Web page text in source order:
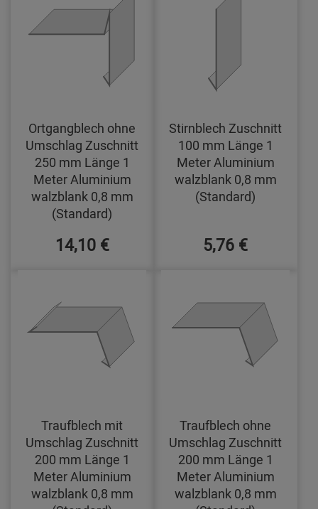
Ortgangblech ohne
Umschlag Zuschnitt
250 mm Länge 1
Meter Aluminium
walzblank 0,8 mm
(Standard)
14,10 €
Stirnblech Zuschnitt
100 mm Länge 1
Meter Aluminium
walzblank 0,8 mm
(Standard)
5,76 €
Traufblech mit
Umschlag Zuschnitt
200 mm Länge 1
Meter Aluminium
walzblank 0,8 mm
Traufblech ohne
Umschlag Zuschnitt
200 mm Länge 1
Meter Aluminium
walzblank 0,8 mm